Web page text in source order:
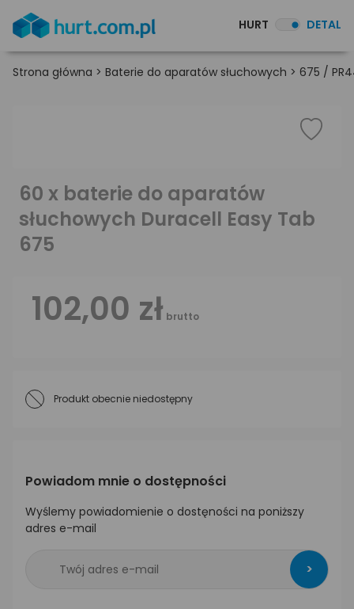
HURT DETAL
Strona główna > Baterie do aparatów słuchowych > 675 /
60 x baterie do aparatów
słuchowych Duracell Easy Tab
675
102,00 zł brutto
Produkt obecnie niedostępny
Powiadom mnie o dostępności
Wyślemy powiadomienie o dostęności na poniższy
adres e-mail
>